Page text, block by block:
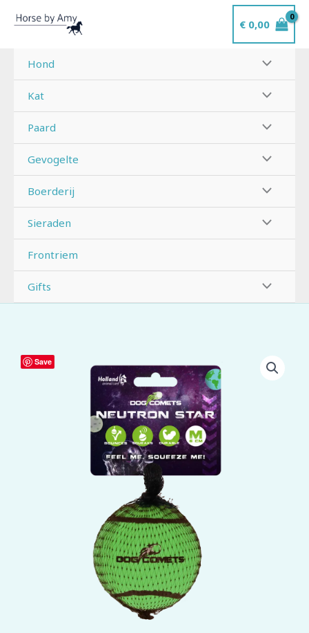
naar
inhoud
€0,00
Hond
Kat
Paard
Gevogelte
Boerderij
Sieraden
Frontriem
Gifts
Save
Dog
Comets